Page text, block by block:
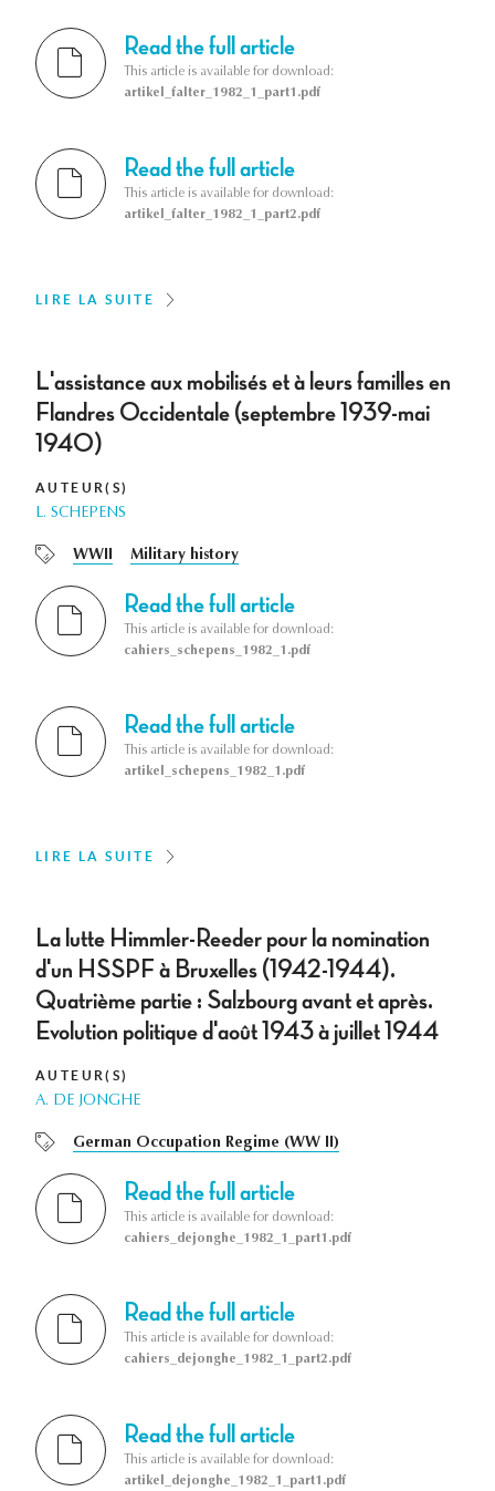
Read the full article
This article is available for download:
artikel_falter_1982_1_part1.pdf
Read the full article
This article is available for download:
artikel_falter_1982_1_part2.pdf
LIRE LA SUITE
L'assistance aux mobilisés et à leurs familles en
Flandres Occidentale (septembre 1939-mai
1940)
AUTEUR(S)
L. SCHEPENS
WWII Military history
Read the full article
This article is available for download:
cahiers_schepens_1982_1.pdf
Read the full article
This article is available for download:
artikel_schepens_1982_1.pdf
LIRE LA SUITE
La lutte Himmler-Reeder pour la nomination
d'un HSSPF à Bruxelles (1942-1944).
Quatrième partie : Salzbourg avant et après.
Evolution politique d'août 1943 à juillet 1944
AUTEUR(S)
A. DE JONGHE
German Occupation Regime (WW II)
Read the full article
This article is available for download:
cahiers_dejonghe_1982_1_part1.pdf
Read the full article
This article is available for download:
cahiers_dejonghe_1982_1_part2.pdf
Read the full article
This article is available for download:
artikel_dejonghe_1982_1_part1.pdf